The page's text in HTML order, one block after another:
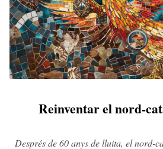
Reinventar el nord-
Després de 60 anys de lluita, el nord-